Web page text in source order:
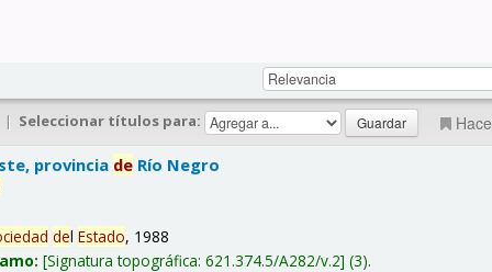
| Seleccionar títulos para:
provincia de Río Negro
delEstado, 1988
Signatura topográfica:621.374.5/A282/v.2 (3).